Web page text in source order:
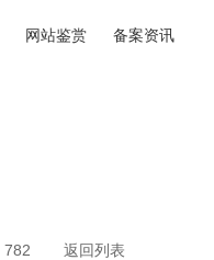
网站鉴赏 备案资讯
782 返回列表